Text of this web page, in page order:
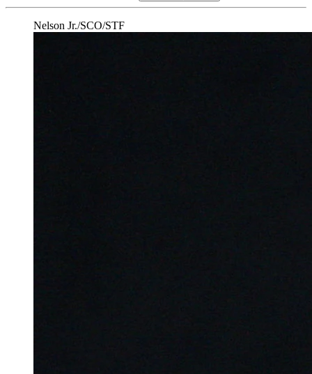
Nelson Jr./SCO/STF